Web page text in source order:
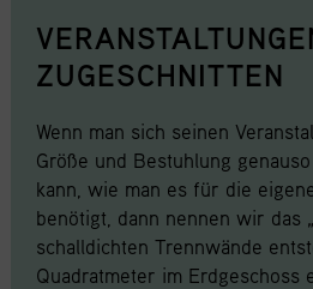
ZUGESCHNITTEN
Wenn man sich seinen
Größe und Bestuhlung
kann, wie man es für die
benötigt, dann nennen wir das
schalldichten Trennwände
Quadratmeter im Erdgeschoss